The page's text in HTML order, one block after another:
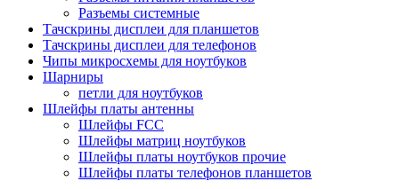
Разъемы системные
Тачскрины дисплеи для планшетов
Тачскрины дисплеи для телефонов
Чипы микросхемы для ноутбуков
Шарниры
петли для ноутбуков
Шлейфы платы антенны
Шлейфы FCC
Шлейфы матриц ноутбуков
Шлейфы платы ноутбуков прочие
Шлейфы платы телефонов планшетов